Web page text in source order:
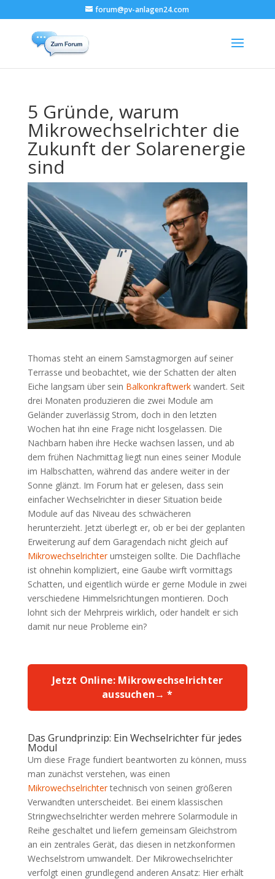
forum@pv-anlagen24.com
5 Gründe, warum
Mikrowechselrichter die
Zukunft der Solarenergie
sind
Thomas steht an einem Samstagmorgen auf seiner
Terrasse und beobachtet, wie der Schatten der alten
Eiche langsam über sein Balkonkraftwerkwandert. Seit
drei Monaten produzieren die zwei Module am
Geländer zuverlässig Strom, doch in den letzten
Wochen hat ihn eine Frage nicht losgelassen. Die
Nachbarn haben ihre Hecke wachsen lassen, und ab
dem frühen Nachmittag liegt nun eines seiner Module
im Halbschatten, während das andere weiter in der
Sonne glänzt. Im Forum hat er gelesen, dass sein
einfacher Wechselrichter in dieser Situation beide
Module auf das Niveau des schwächeren
herunterzieht. Jetzt überlegt er, ob er bei der geplanten
Erweiterung auf dem Garagendach nicht gleich auf
Mikrowechselrichterumsteigen sollte. Die Dachfläche
ist ohnehin kompliziert, eine Gaube wirft vormittags
Schatten, und eigentlich würde er gerne Module in zwei
verschiedene Himmelsrichtungen montieren. Doch
lohnt sich der Mehrpreis wirklich, oder handelt er sich
damit nur neue Probleme ein?
Jetzt Online: Mikrowechselrichter
aussuchen→ *
Das Grundprinzip: Ein Wechselrichter für jedes
Modul
Um diese Frage fundiert beantworten zu können, muss
man zunächst verstehen, was einen
Mikrowechselrichtertechnisch von seinen größeren
Verwandten unterscheidet. Bei einem klassischen
Stringwechselrichter werden mehrere Solarmodule in
Reihe geschaltet und liefern gemeinsam Gleichstrom
an ein zentrales Gerät, das diesen in netzkonformen
Wechselstrom umwandelt. Der Mikrowechselrichter
verfolgt einen grundlegend anderen Ansatz: Hier erhält